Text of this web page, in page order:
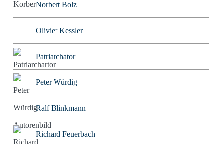
Norbert Bolz
Olivier Kessler
Patriarchator
Peter Würdig
Ralf Blinkmann
Richard Feuerbach